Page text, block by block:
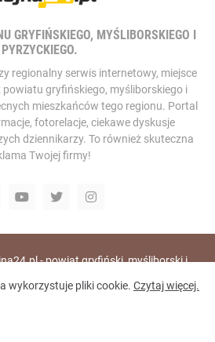
GRYFIŃSKIEGO, MYŚLIBORSKIEGO I
PYRZYCKIEGO.
regionalny serwis internetowy, miejsce
gryfińskiego, myśliborskiego i
mieszkańców tego regionu. Portal
fotorelacje, ciekawe dyskusje
dziennikarzy. To również skuteczna
Twojej firmy!
- powiat gryfiński, myśliborski i
wykorzystuje pliki cookie. Czytaj więcej.